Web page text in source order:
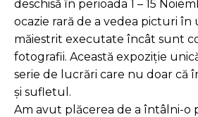
deschisă în perioada 1 – 15
ocazie rară de a vedea picturi în
măiestrit executate încât sunt
fotografii. Această expoziție
serie de lucrări care nu doar că
și sufletul.
Am avut plăcerea de a întâlni-o